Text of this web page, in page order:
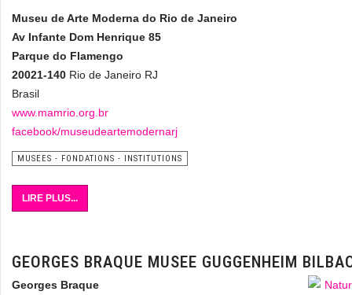
Museu de Arte Moderna do Rio de Janeiro
Av Infante Dom Henrique 85
Parque do Flamengo
20021-140 Rio de Janeiro RJ
Brasil
www.mamrio.org.br
facebook/museudeartemodernarj
MUSEES - FONDATIONS - INSTITUTIONS
LIRE PLUS...
GEORGES BRAQUE MUSEE GUGGENHEIM
Georges Braque